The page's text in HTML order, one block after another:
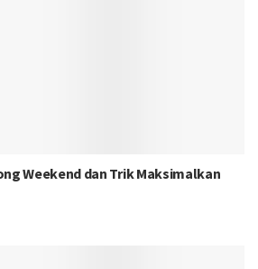
Weekend dan Trik Maksimalkan